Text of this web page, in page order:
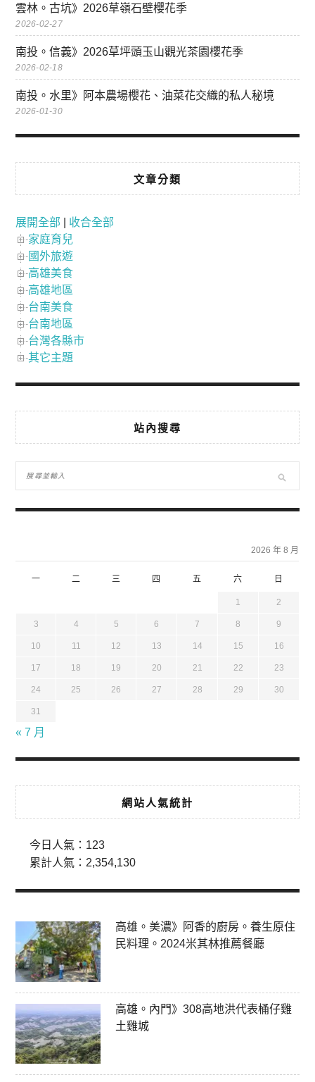
雲林。古坑》2026草嶺石壁櫻花季
2026-02-27
南投。信義》2026草坪頭玉山觀光茶園櫻花季
2026-02-18
南投。水里》阿本農場櫻花、油菜花交織的私人秘境
2026-01-30
文章分類
展開全部
收合全部
家庭育兒
國外旅遊
高雄美食
高雄地區
台南美食
台南地區
台灣各縣市
其它主題
站內搜尋
2026 年 8 月
一 二 三 四 五 六 日
1 2
3 4 5 6 7 8 9
10 11 12 13 14 15 16
17 18 19 20 21 22 23
24 25 26 27 28 29 30
31
« 7 月
網站人氣統計
今日人氣： 123
累計人氣： 2,354,130
高雄。美濃》阿香的廚房。養生原住
民料理。2024米其林推薦餐廳
高雄。內門》308高地洪代表桶仔雞
土雞城